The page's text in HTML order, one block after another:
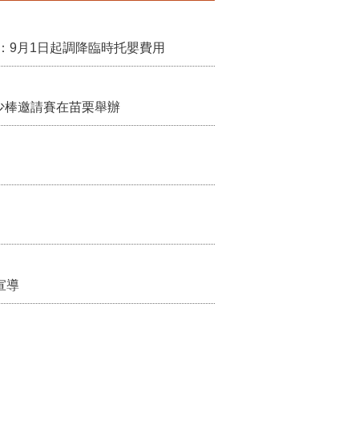
9月1日起調降臨時托嬰費用
邀請賽在苗栗舉辦
導